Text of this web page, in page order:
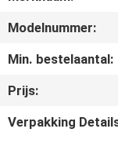
ONS
Modelnummer:
Min. bestelaantal:
Prijs:
Verpakking